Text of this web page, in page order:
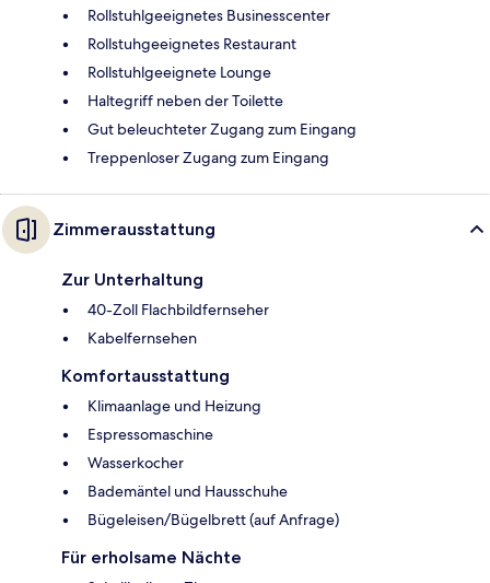
Rollstuhlgeeignetes Businesscenter
Rollstuhgeeignetes Restaurant
Rollstuhlgeeignete Lounge
Haltegriff neben der Toilette
Gut beleuchteter Zugang zum Eingang
Treppenloser Zugang zum Eingang
Zimmerausstattung
Zur Unterhaltung
40-Zoll Flachbildfernseher
Kabelfernsehen
Komfortausstattung
Klimaanlage und Heizung
Espressomaschine
Wasserkocher
Bademäntel und Hausschuhe
Bügeleisen/Bügelbrett (auf Anfrage)
Für erholsame Nächte